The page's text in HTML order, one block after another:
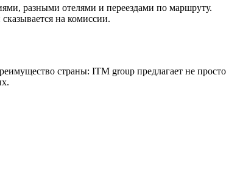
разными отелями и переездами по маршруту.
на комиссии.
страны: ITM group предлагает не просто